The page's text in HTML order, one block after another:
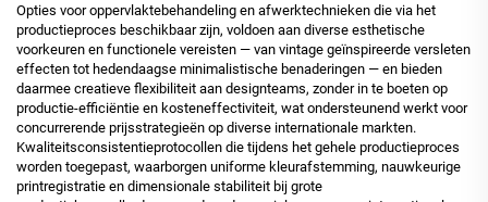
Opties voor oppervlaktebehandeling en afwerktechnieken die via het
productieproces beschikbaar zijn, voldoen aan diverse esthetische
voorkeuren en functionele vereisten — van vintage geïnspireerde versleten
effecten tot hedendaagse minimalistische benaderingen — en bieden
daarmee creatieve flexibiliteit aan designteams, zonder in te boeten op
productie-efficiëntie en kosteneffectiviteit, wat ondersteunend werkt voor
concurrerende prijsstrategieën op diverse internationale markten.
Kwaliteitsconsistentieprotocollen die tijdens het gehele productieproces
worden toegepast, waarborgen uniforme kleurafstemming, nauwkeurige
printregistratie en dimensionale stabiliteit bij grote